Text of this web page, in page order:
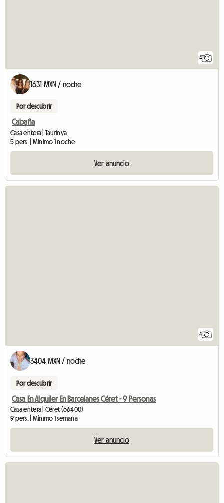
4
1631 MXN / noche
Por descubrir
Cabaña
Casa entera | Taurinya
5 pers. | Mínimo 1 noche
Ver anuncio
4
3404 MXN / noche
Por descubrir
Casa En Alquiler En Barcelanes Céret - 9 Personas
Casa entera | Céret (66400)
9 pers. | Mínimo 1 semana
Ver anuncio